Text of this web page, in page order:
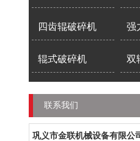
四齿辊破碎机 强
辊式破碎机 双
联系我们
巩义市金联机械设备有限公